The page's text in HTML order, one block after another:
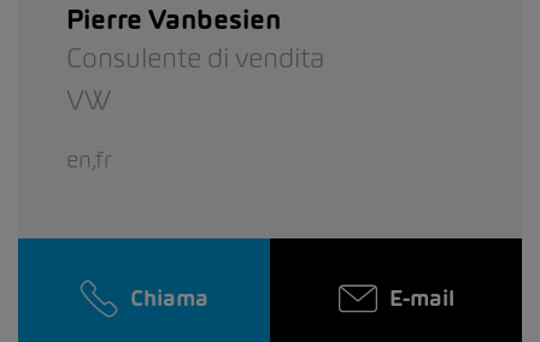
Pierre Vanbesien
Consulente di vendita
VW
en,fr
Chiama E-mail